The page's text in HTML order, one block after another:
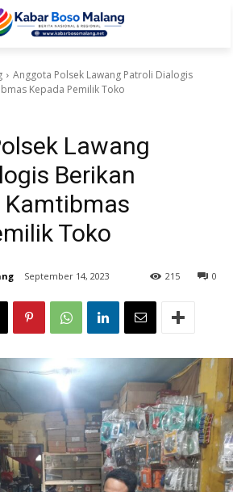
Anggota Polsek Lawang Patroli Dialogis
Kepada Pemilik Toko
Lawang
Berikan
Toko
September 14, 2023 0
215